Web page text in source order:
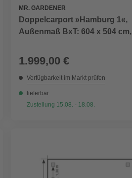
MR. GARDENER
Doppelcarport »Hamburg 1«,
Außenmaß BxT: 604 x 504 cm,
1.999,00 €
Verfügbarkeit im Markt prüfen
lieferbar
Zustellung 15.08. - 18.08.